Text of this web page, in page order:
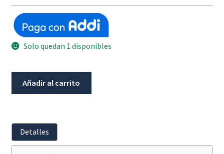
Solo quedan 1 disponibles
/
F800GS
Añadir al carrito
Detalles